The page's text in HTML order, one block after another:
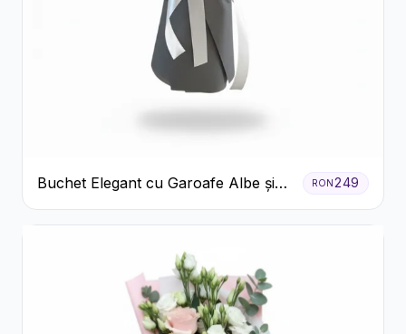
Buchet Elegant cu Garoafe Albe și
Eucalipt
RON249